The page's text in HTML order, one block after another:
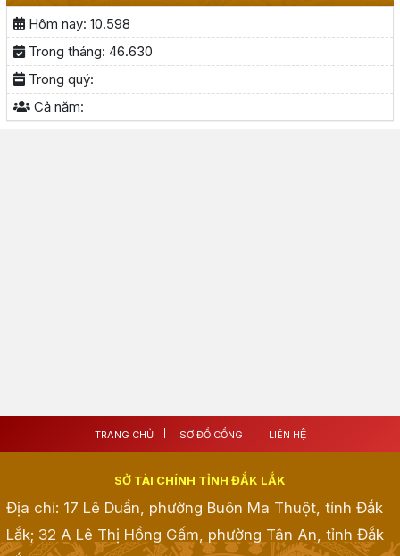
Hôm nay: 10.598
Trong tháng: 46.630
Trong quý:
Cả năm:
TRANG CHỦ SƠ ĐỒ CỔNG LIÊN HỆ
SỞ TÀI CHÍNH TỈNH ĐẮK LẮK
Địa chỉ: 17 Lê Duẩn, phường Buôn Ma Thuột, tỉnh Đắk
Lắk; 32 A Lê Thị Hồng Gấm, phường Tân An, tỉnh Đắk